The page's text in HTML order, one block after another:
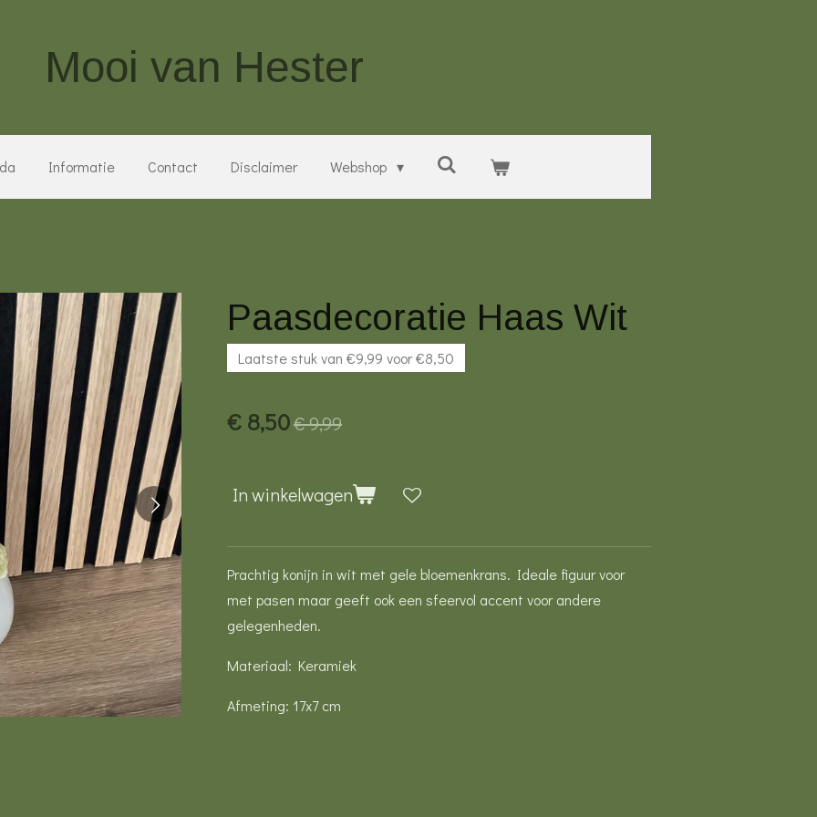
Mooi van Hester
Informatie Contact Disclaimer Webshop
Paasdecoratie Haas Wit
Laatste stuk van €9,99 voor €8,50
€ 8,50€ 9,99
In winkelwagen
Prachtig konijn in wit met gele bloemenkrans. Ideale figuur voor
met pasen maar geeft ook een sfeervol accent voor andere
gelegenheden.
Materiaal: Keramiek
Afmeting: 17x7 cm